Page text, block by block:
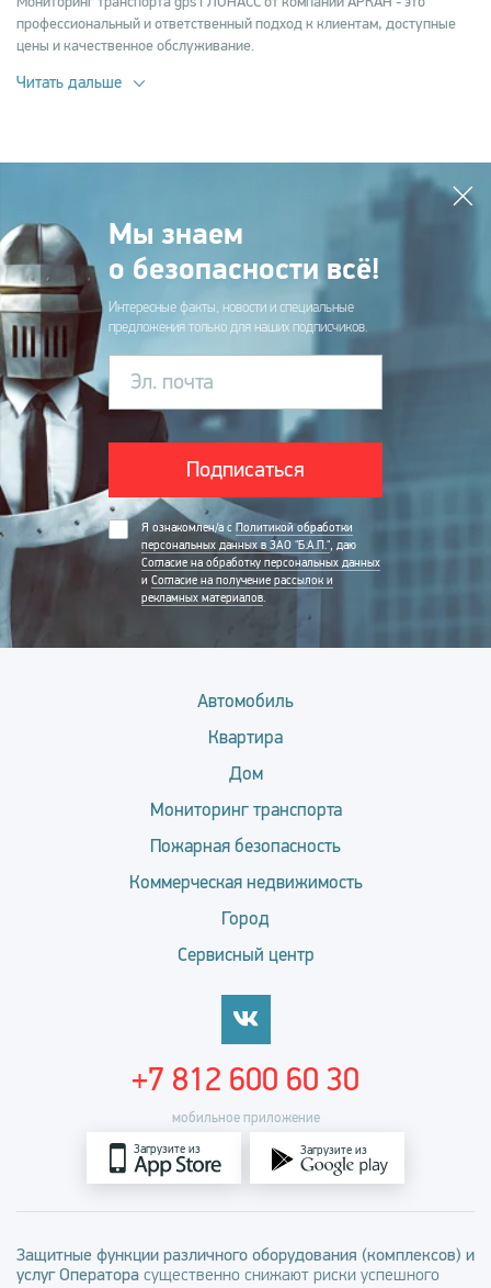
профессиональный и ответственный подход к клиентам, доступные
цены и качественное обслуживание.
Читать дальше
Мы знаем
о безопасности всё!
Интересные факты, новости и специальные
предложения только для наших подписчиков.
Эл. почта
Подписаться
Я ознакомлен/а с Политикой обработки
персональных данных в ЗАО "Б.А.П.", даю
Согласие на обработку персональных данных
и Согласие на получение рассылок и
рекламных материалов.
Автомобиль
Квартира
Дом
Мониторинг транспорта
Пожарная безопасность
Коммерческая недвижимость
Город
Сервисный центр
мобильное приложение
Загрузите из Загрузите из
+7 812 600 60 30
Защитные функции различного оборудования (комплексов) и
услуг Оператора существенно снижают риски успешного